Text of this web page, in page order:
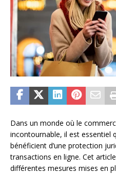
Dans un monde où le
incontournable, il est essentiel
bénéficient d’une protection
transactions en ligne. Cet
différentes mesures mises en